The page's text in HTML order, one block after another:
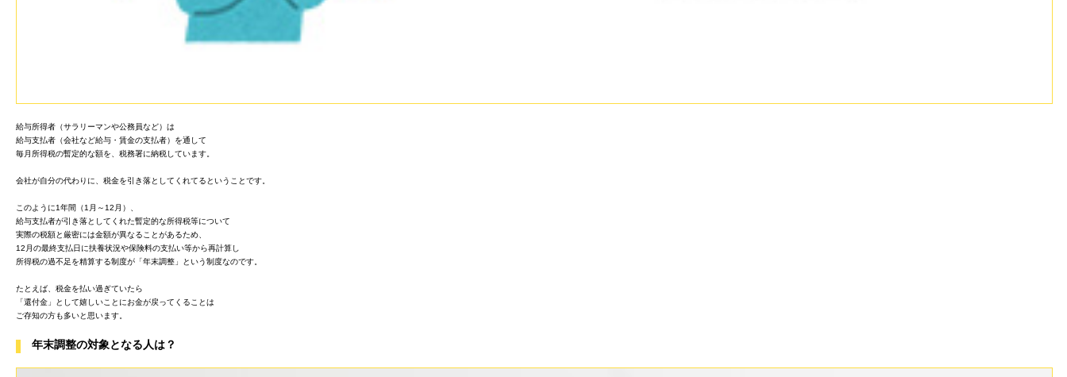
給与所得者（サラリーマンや公務員など）は
給与支払者（会社など給与・賃金の支払者）を通して
毎月所得税の暫定的な額を、税務署に納税しています。
会社が自分の代わりに、税金を引き落としてくれてるということです。
このように1年間（1月～12月）、
給与支払者が引き落としてくれた暫定的な所得税等について
実際の税額と厳密には金額が異なることがあるため、
12月の最終支払日に扶養状況や保険料の支払い等から再計算し
所得税の過不足を精算する制度が「年末調整」という制度なのです。
たとえば、税金を払い過ぎていたら
「還付金」として嬉しいことにお金が戻ってくることは
ご存知の方も多いと思います。
年末調整の対象となる人は？